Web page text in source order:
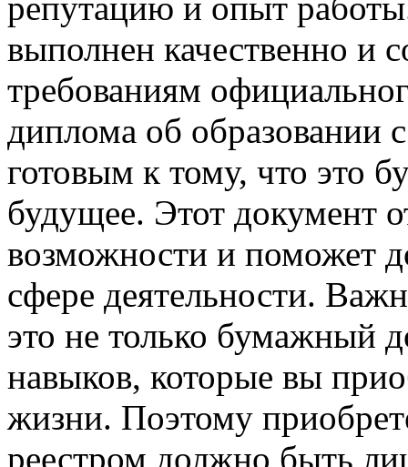
выполнен качественно и
требованиям
диплома об образовании
готовым к тому, что это
будущее. Этот документ
возможности и поможет
сфере деятельности.
это не только бумажный
навыков, которые вы
жизни. Поэтому
реестром должно быть